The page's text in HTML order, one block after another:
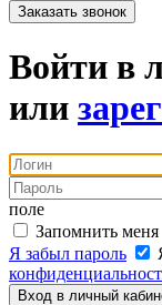
Заказать звонок
Войти в
или
поле
Запомнить меня
Я забыл пароль
Вход в личный